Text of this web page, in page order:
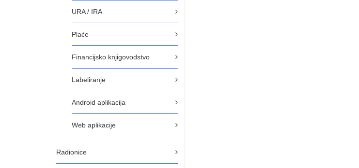
URA / IRA
Plaće
Financijsko knjigovodstvo
Labeliranje
Android aplikacija
Web aplikacije
Radionice